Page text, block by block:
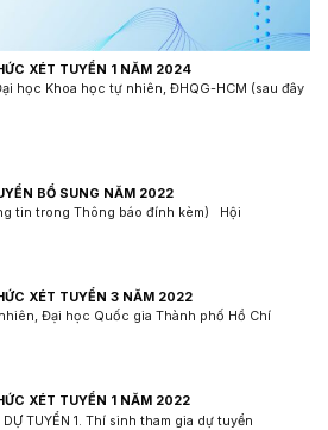
XÉT TUYỂN 1 NĂM 2024
học Khoa học tự nhiên, ĐHQG-HCM (sau đây
BỔ SUNG NĂM 2022
tin trong Thông báo đính kèm) Hội
XÉT TUYỂN 3 NĂM 2022
Đại học Quốc gia Thành phố Hồ Chí
XÉT TUYỂN 1 NĂM 2022
TUYỂN 1. Thí sinh tham gia dự tuyển